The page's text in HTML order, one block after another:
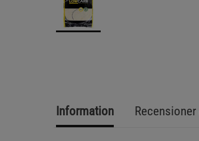
Information Recensioner